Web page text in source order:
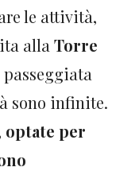
le attività,
alla Torre
sono infinite.
optate per